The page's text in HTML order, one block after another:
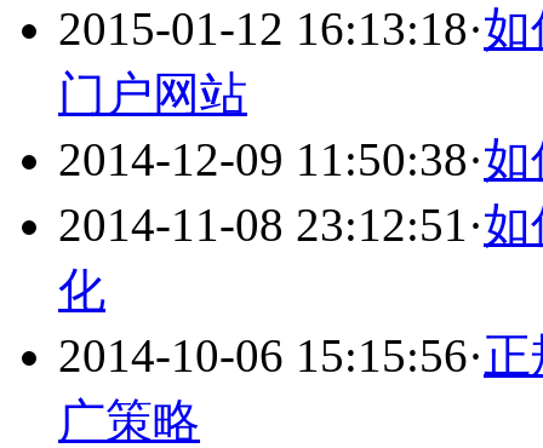
2015-01-12 16:13:18·如
门户网站
2014-12-09 11:50:38·如
2014-11-08 23:12:51·如
化
2014-10-06 15:15:56·正
广策略